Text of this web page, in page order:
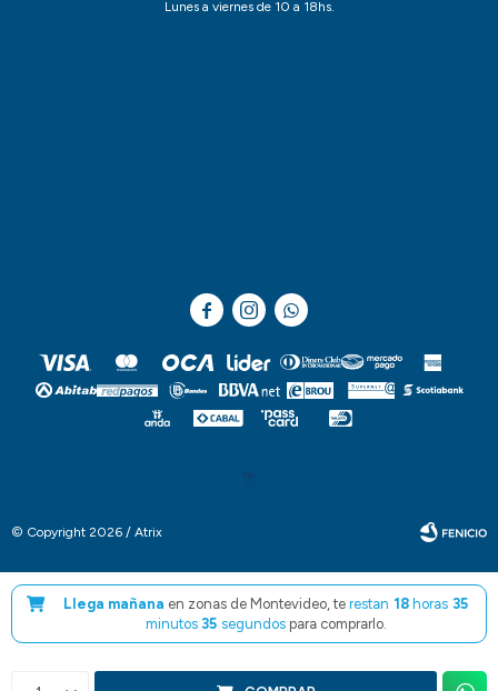
Llega mañana en zonas de Montevideo, te restan 18 horas 35
minutos 34 segundos para comprarlo.
Lunes a viernes de 10 a 18hs.
  
© Copyright 2026 / Atrix
Fenicio